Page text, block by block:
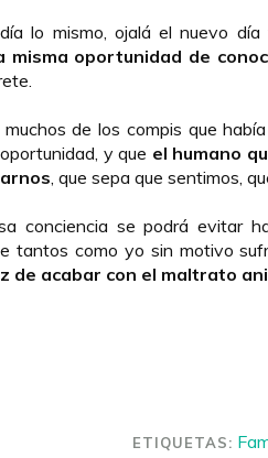
lo mismo, ojalá el nuevo
misma oportunidad de
de los compis que
y que el humano
, que sepa que sentimos,
conciencia se podrá evitar
tantos como yo sin motivo
de acabar con el maltrato
ETIQUETAS: